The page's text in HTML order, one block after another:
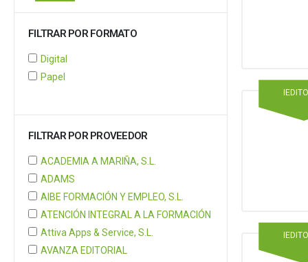
FILTRAR POR FORMATO
Digital
Papel
FILTRAR POR PROVEEDOR
ACADEMIA A MARIÑA, S.L.
ADAMS
AIBE FORMACIÓN Y EMPLEO, S.L.
ATENCIÓN INTEGRAL A LA FORMACIÓN
Attiva Apps & Service, S.L.
AVANZA EDITORIAL